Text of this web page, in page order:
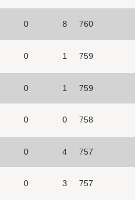
0 8 760
0 1 759
0 1 759
0 0 758
0 4 757
0 3 757